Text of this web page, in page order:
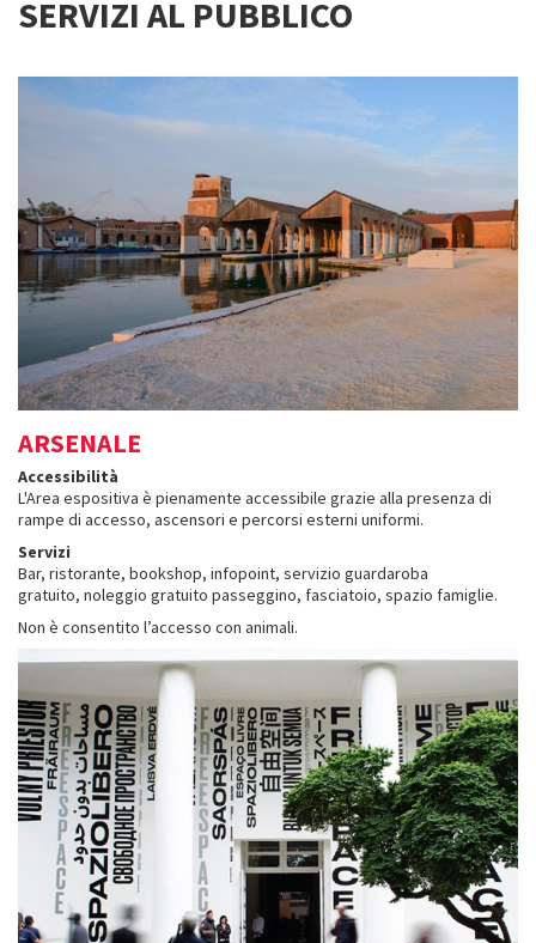
SERVIZI AL PUBBLICO
ARSENALE
Accessibilità
L'Area espositiva è pienamente accessibile grazie alla presenza di
rampe di accesso, ascensori e percorsi esterni uniformi.
Servizi
Bar, ristorante, bookshop, infopoint, servizio guardaroba
gratuito, noleggio gratuito passeggino, fasciatoio, spazio famiglie.
Non è consentito l’accesso con animali.